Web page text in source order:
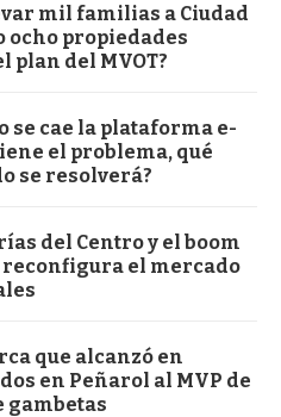
mil familias a Ciudad
ocho propiedades
plan del MVOT?
se cae la plataforma e-
el problema, qué
se resolverá?
del Centro y el boom
reconfigura el mercado
que alcanzó en
en Peñarol al MVP de
gambetas